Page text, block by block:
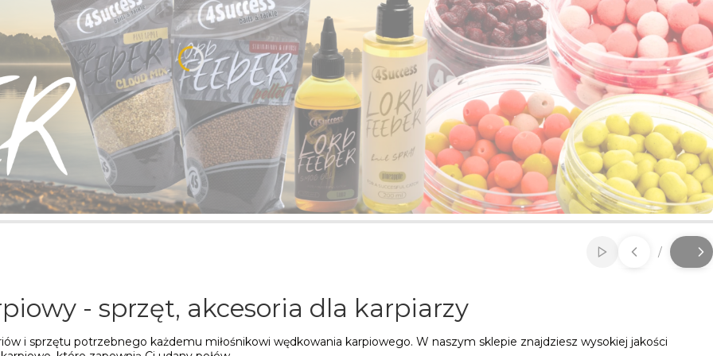
Włącz Slajd
/
z
- sprzęt, akcesoria dla karpiarzy
i sprzętu potrzebnego każdemu miłośnikowi wędkowania karpiowego. W naszym sklepie znajdziesz wysokiej jakości